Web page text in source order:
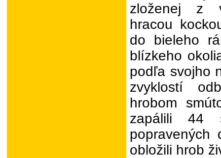
zloženej z
hracou
do bieleho
blízkeho
podľa svojho
zvyklostí
hrobom
zapálili 44
obložili hrob